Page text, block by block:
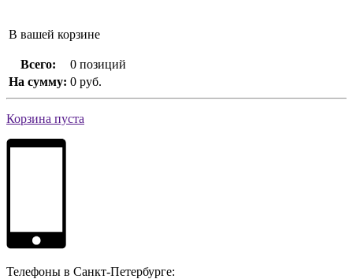
В вашей корзине
Всего:
0 позиций
На сумму: 0 руб.
Корзина пуста
Телефоны в Санкт-Петербурге: